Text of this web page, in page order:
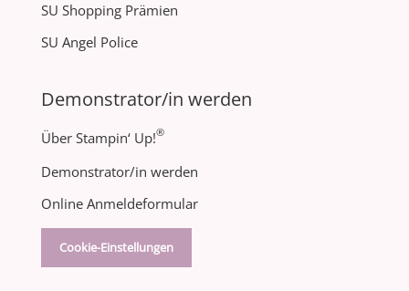
SU Shopping Prämien
SU Angel Police
Demonstrator/in werden
Über Stampin‘ Up!®
Demonstrator/in werden
Online Anmeldeformular
Cookie-Einstellungen